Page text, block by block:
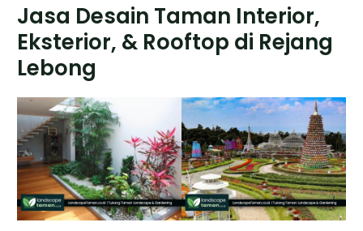
Jasa Desain Taman Interior,
Eksterior, & Rooftop di Rejang
Lebong